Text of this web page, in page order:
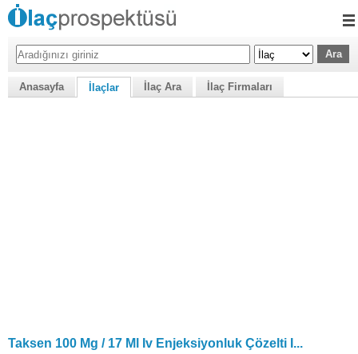
Anasayfa İlaçlar İlaç Ara İlaç Firmaları
Taksen 100 Mg / 17 Ml Iv Enjeksiyonluk Çözelti I...